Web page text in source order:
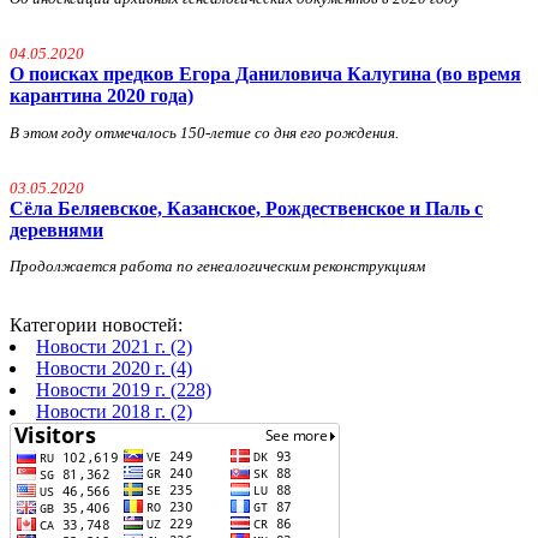
04.05.2020
О поисках предков Егора Даниловича Калугина (во время
карантина 2020 года)
В этом году отмечалось 150-летие со дня его рождения.
03.05.2020
Сёла Беляевское, Казанское, Рождественское и Паль с
деревнями
Продолжается работа по генеалогическим реконструкциям
Категории новостей:
Новости 2021 г. (2)
Новости 2020 г. (4)
Новости 2019 г. (228)
Новости 2018 г. (2)